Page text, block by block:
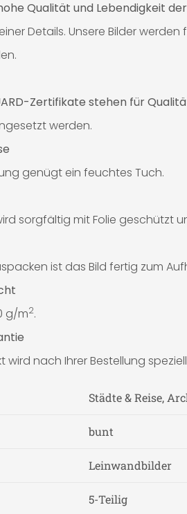
Qualität und Lebendigkeit
Details. Unsere Bilder
Zertifikate stehen für
werden.
genügt ein feuchtes Tuch.
sorgfältig mit Folie geschützt
ist das Bild fertig zum
g/m2.
wird nach Ihrer Bestellung
Städte & Reise,
bunt
Leinwandbilder
5-Teilig